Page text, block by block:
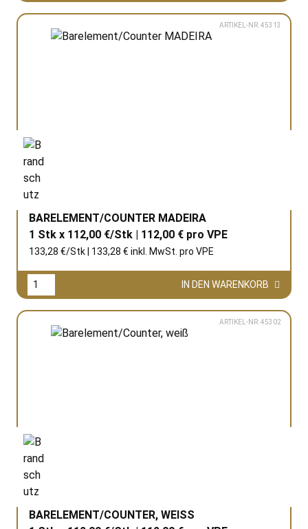
ARTIKEL-NR: 45313
BARELEMENT/COUNTER MADEIRA
1 Stk x 112,00 €/Stk | 112,00 € pro VPE
133,28 €/Stk | 133,28 € inkl. MwSt. pro VPE
IN DEN WARENKORB
ARTIKEL-NR: 45302
BARELEMENT/COUNTER, WEISS